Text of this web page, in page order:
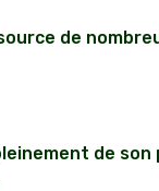
de
de son